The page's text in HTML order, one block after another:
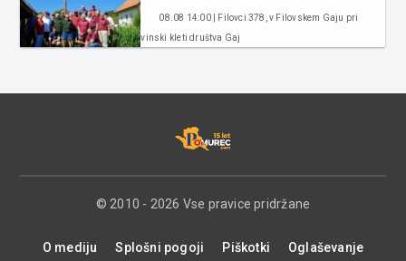
08.08 14:00 | Filovci 378, v Filovskem Gaju pri
vinski kleti društva Gaj
© 2010 - 2026 Vse pravice pridržane
O mediju Splošni pogoji Piškotki Oglaševanje